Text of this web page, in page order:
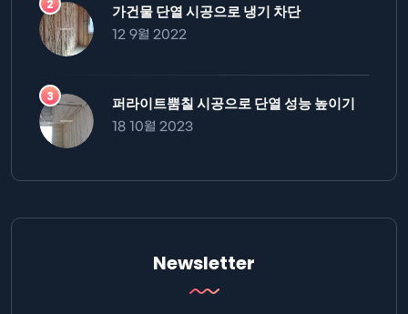
가건물 단열 시공으로 냉기 차단
12 9월 2022
퍼라이트뿜칠 시공으로 단열 성능 높이기
18 10월 2023
Newsletter